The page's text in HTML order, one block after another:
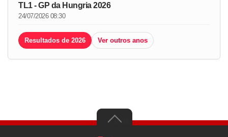
TL1 - GP da Hungria 2026
24/07/2026 08:30
Resultados de 2026 Ver outros anos